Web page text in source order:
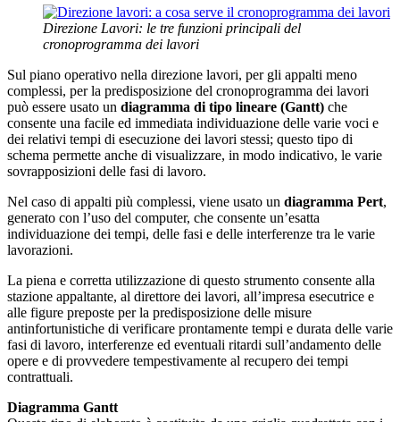
Direzione Lavori: le tre funzioni principali del
cronoprogramma dei lavori
Sul piano operativo nella direzione lavori, per gli appalti meno
complessi, per la predisposizione del cronoprogramma dei lavori
può essere usato un diagramma di tipo lineare (Gantt) che
consente una facile ed immediata individuazione delle varie voci e
dei relativi tempi di esecuzione dei lavori stessi; questo tipo di
schema permette anche di visualizzare, in modo indicativo, le varie
sovrapposizioni delle fasi di lavoro.
Nel caso di appalti più complessi, viene usato un diagramma Pert,
generato con l’uso del computer, che consente un’esatta
individuazione dei tempi, delle fasi e delle interferenze tra le varie
lavorazioni.
La piena e corretta utilizzazione di questo strumento consente alla
stazione appaltante, al direttore dei lavori, all’impresa esecutrice e
alle figure preposte per la predisposizione delle misure
antinfortunistiche di verificare prontamente tempi e durata delle varie
fasi di lavoro, interferenze ed eventuali ritardi sull’andamento delle
opere e di provvedere tempestivamente al recupero dei tempi
contrattuali.
Diagramma Gantt